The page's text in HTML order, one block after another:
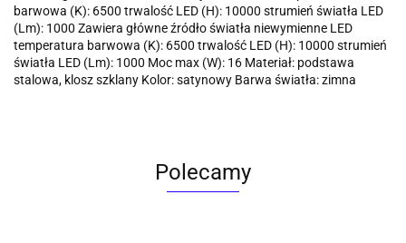
barwowa (K): 6500 trwalość LED (H): 10000 strumień światła LED
(Lm): 1000 Zawiera główne źródło światła niewymienne LED
temperatura barwowa (K): 6500 trwalość LED (H): 10000 strumień
światła LED (Lm): 1000 Moc max (W): 16 Materiał: podstawa
stalowa, klosz szklany Kolor: satynowy Barwa światła: zimna
Polecamy